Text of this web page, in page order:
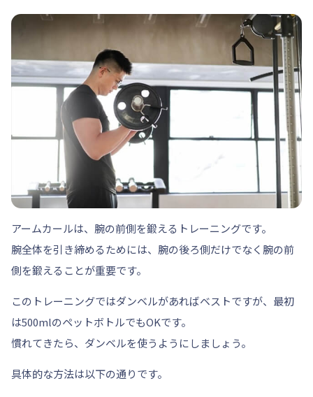
アームカールは、 腕の前側を鍛えるトレーニングです。
腕全体を引き締めるためには、腕の後ろ側だけでなく腕の前
側を鍛えることが重要です。
このトレーニングではダンベルがあればベストですが、最初
は500mlのペットボトルでもOKです。
慣れてきたら、ダンベルを使うようにしましょう。
具体的な方法は以下の通りです。